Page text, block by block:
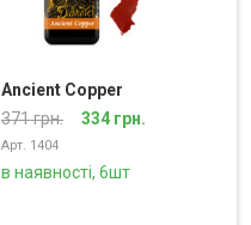
Ancient Copper
371 грн.
334 грн.
Арт. 1404
в наявності, 6шт